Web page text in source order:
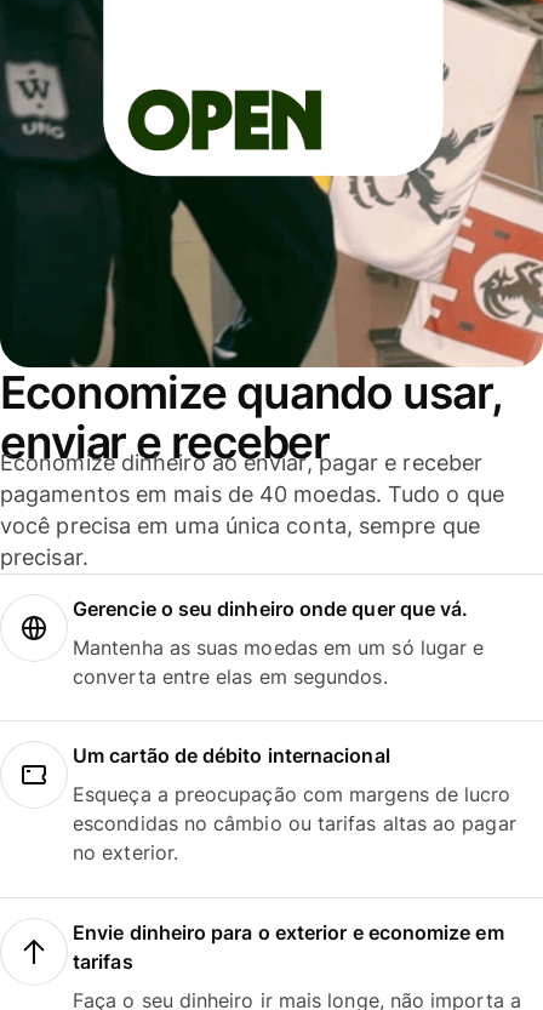
Economize quando usar,
enviar e receber
Economize dinheiro ao enviar, pagar e receber
pagamentos em mais de 40 moedas. Tudo o que
você precisa em uma única conta, sempre que
precisar.
Gerencie o seu dinheiro onde quer que vá.
Mantenha as suas moedas em um só lugar e
converta entre elas em segundos.
Um cartão de débito internacional
Esqueça a preocupação com margens de lucro
escondidas no câmbio ou tarifas altas ao pagar
no exterior.
Envie dinheiro para o exterior e economize em
tarifas
Faça o seu dinheiro ir mais longe, não importa a